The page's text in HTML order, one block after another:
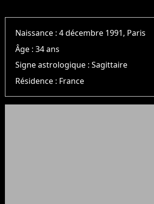
Naissance :4 décembre 1991, Paris
Âge :34 ans
Signe astrologique :Sagittaire
Résidence : France